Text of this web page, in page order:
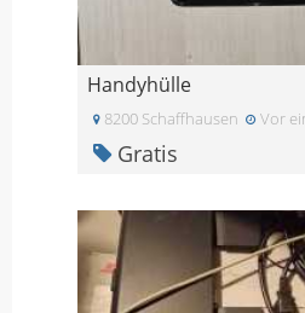
Handyhülle
8200 Schaffhausen Vor
Gratis